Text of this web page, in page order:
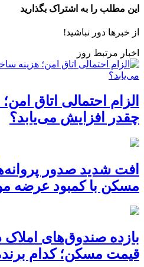
این مطلب را به اشتراک بگذارید
از خبرها دور نباشید!
اخبار مرتبط روز
الزام احتمالی اتاق
چقدر افزایش می‌یابد؟
افت شدید صدور
مسکن با کمبود عرضه
بازده صندوق‌های
قیمت مسکن؛ کدام